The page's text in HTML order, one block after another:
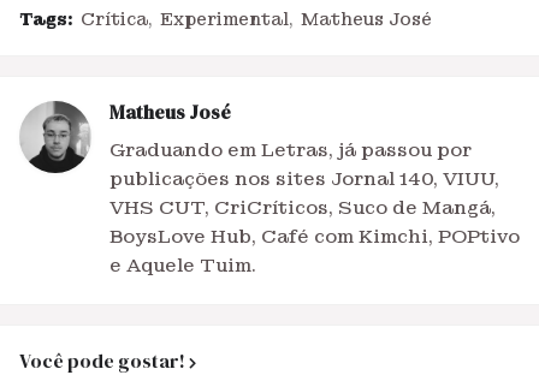
Tags: Crítica Experimental Matheus José
Matheus José
Graduando em Letras, já passou por
publicações nos sites Jornal 140, VIUU,
VHS CUT, CriCríticos, Suco de Mangá,
BoysLove Hub, Café com Kimchi, POPtivo
e Aquele Tuim.
Você pode gostar!